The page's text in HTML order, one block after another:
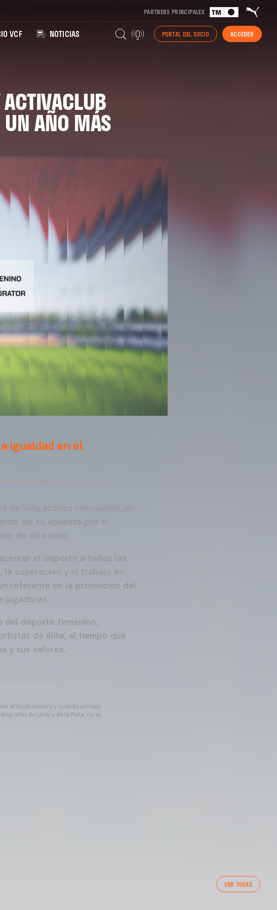
PARTNERS PRINCIPALES
VCF NOTICIAS PORTAL DEL SOCIO ACCEDER
AÑO MÁS
igualdad en el
de vida activos renovando, un
así su apuesta por el
de alto nivel.
el deporte a todas las
la superación y el trabajo en
referente en la promoción del
jugadoras.
del deporte femenino,
de élite, al tiempo que
y sus valores.
artículo siempre y cuando se haga
de Lázaro de la Peña, no se
VER TODAS